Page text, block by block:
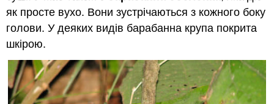
як просте вухо. Вони зустрічаються з кожного боку
голови. У деяких видів барабанна крупа покрита
шкірою.